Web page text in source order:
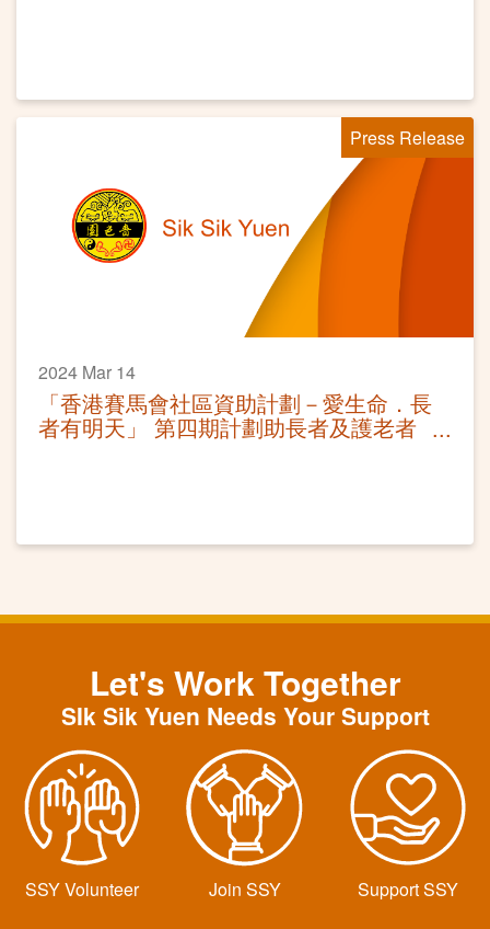
Press Release
2024 Mar 14
「香港賽馬會社區資助計劃－愛生命．長
者有明天」 第四期計劃助長者及護老者
Let's Work Together
SIk Sik Yuen Needs Your Support
SSY Volunteer Join SSY Support SSY